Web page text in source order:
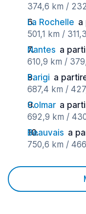
374,6 km /
La Rochelle a
501,1 km /
Nantes a
610,9 km /
Parigi a
687,4 km /
Colmar a
692,9 km /
Beauvais a
750,6 km /